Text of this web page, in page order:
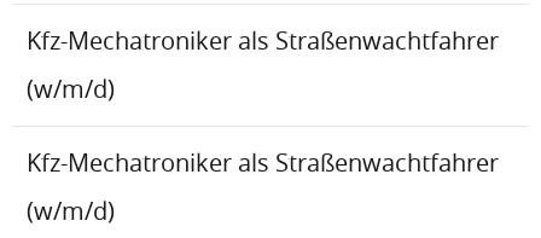
Kfz-Mechatroniker als Straßenwachtfahrer
(w/m/d)
Kfz-Mechatroniker als Straßenwachtfahrer
(w/m/d)